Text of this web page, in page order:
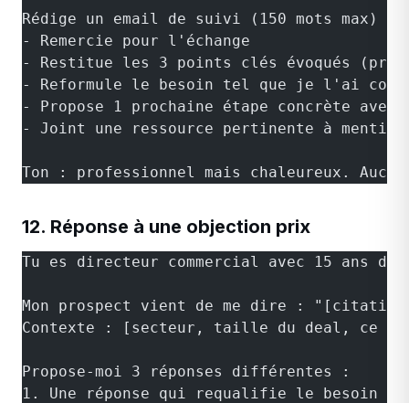
Rédige un email de suivi (150 mots max)
- Remercie pour l'échange
- Restitue les 3 points clés évoqués
- Reformule le besoin tel que je l'ai
- Propose 1 prochaine étape concrète avec
- Joint une ressource pertinente à
Ton : professionnel mais chaleureux.
12. Réponse à une objection prix
Tu es directeur commercial avec 15 ans
Mon prospect vient de me dire :
Contexte : [secteur, taille du deal, ce
Propose-moi 3 réponses différentes :
1. Une réponse qui requalifie le besoin